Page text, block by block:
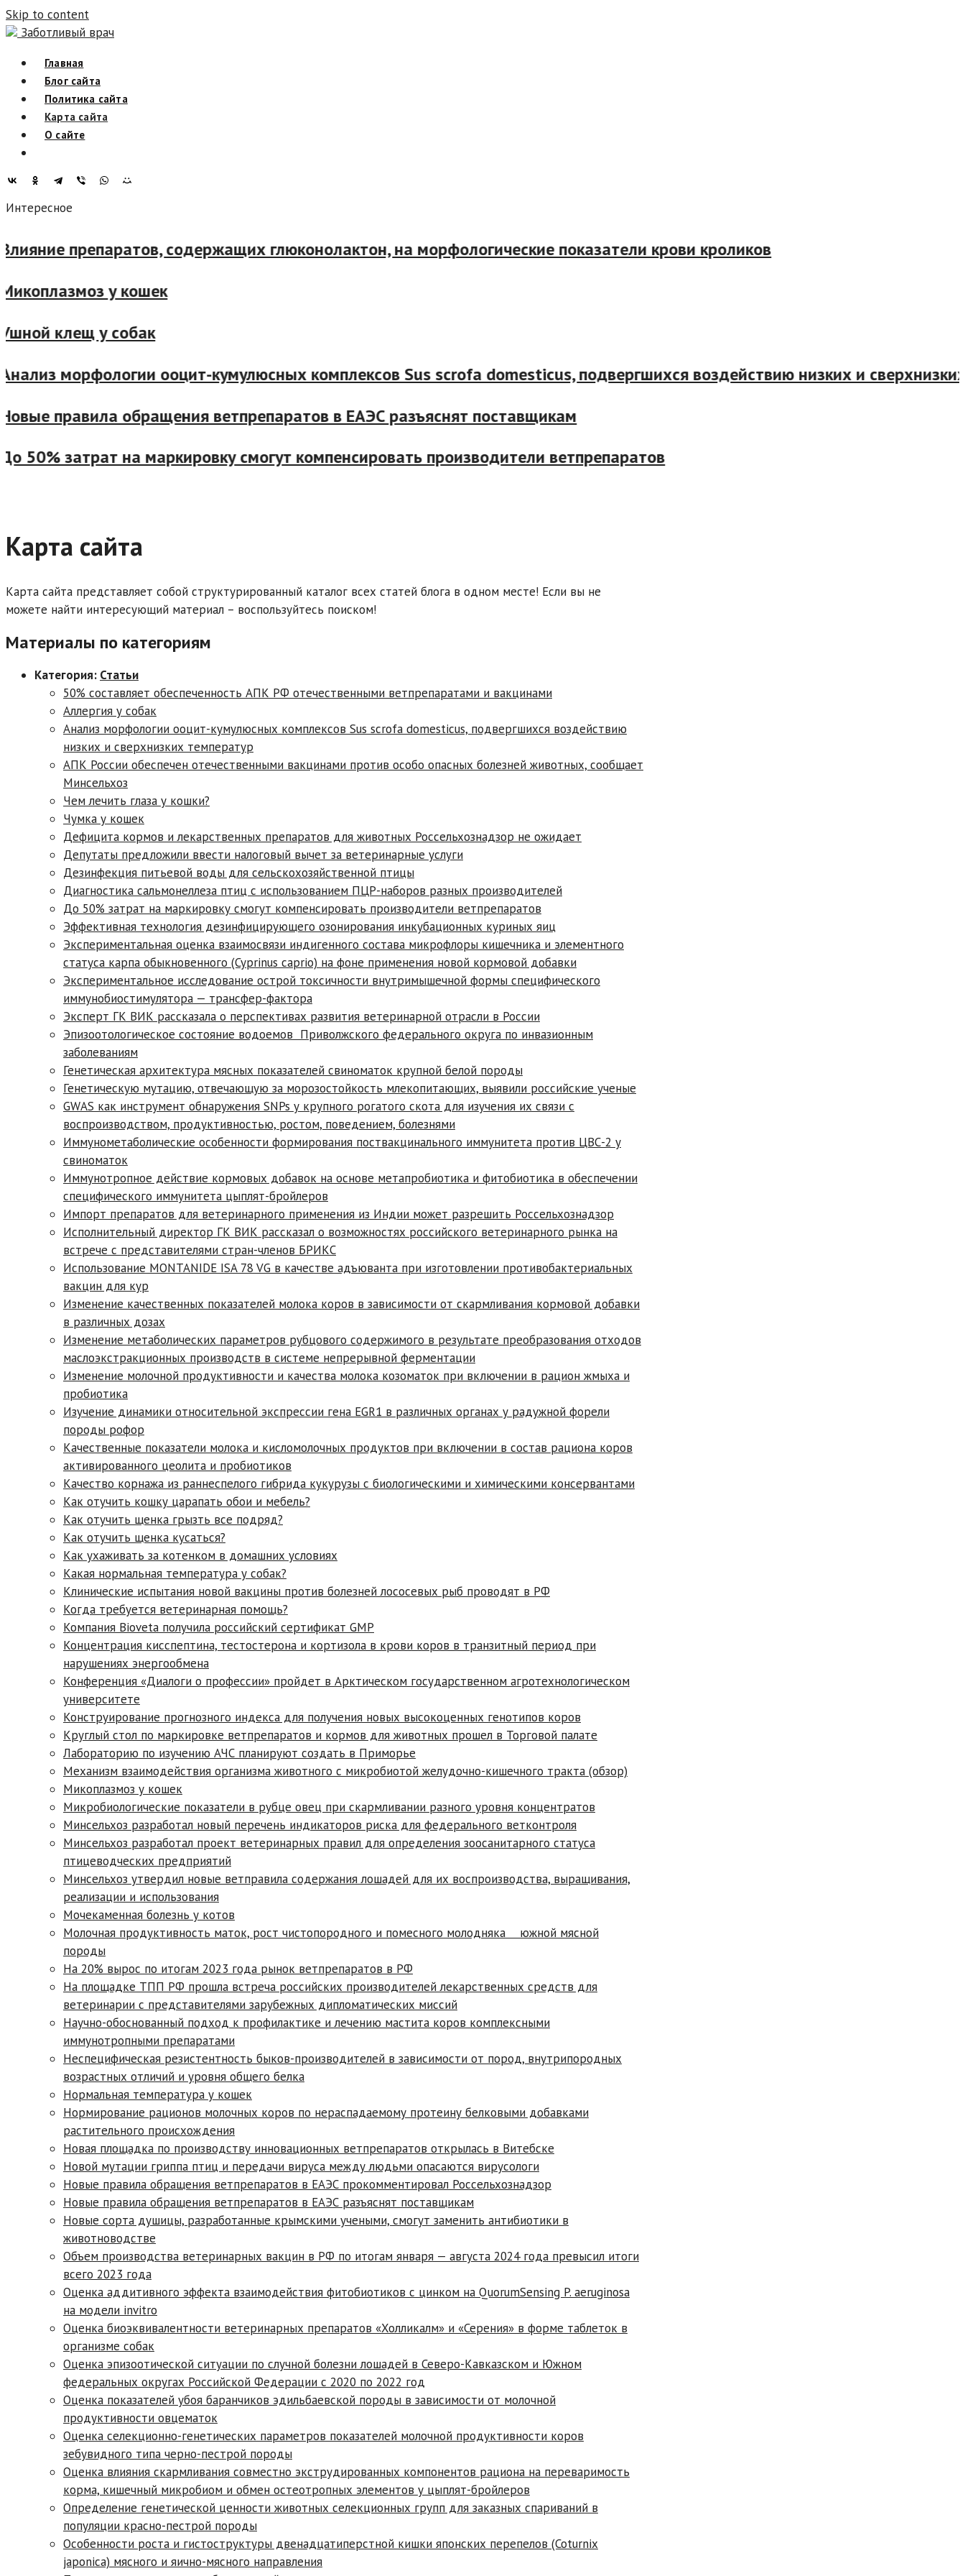
Skip to content
Заботливый врач
Главная
Блог сайта
Политика сайта
Карта сайта
О сайте
Интересное
препаратов, содержащих глюконолактон, на морфологические показатели крови кроликов
у кошек
клещ у собак
морфологии ооцит-кумулюсных комплексов Sus scrofa domesticus, подвергшихся воздействию низких и сверхнизких
правила обращения ветпрепаратов в ЕАЭС разъяснят поставщикам
50% затрат на маркировку смогут компенсировать производители ветпрепаратов
Карта сайта
Карта сайта представляет собой структурированный каталог всех статей блога в одном месте! Если вы не
можете найти интересующий материал – воспользуйтесь поиском!
Материалы по категориям
Категория: Статьи
50% составляет обеспеченность АПК РФ отечественными ветпрепаратами и вакцинами
Аллергия у собак
Анализ морфологии ооцит-кумулюсных комплексов Sus scrofa domesticus, подвергшихся воздействию
низких и сверхнизких температур
АПК России обеспечен отечественными вакцинами против особо опасных болезней животных, сообщает
Минсельхоз
Чем лечить глаза у кошки?
Чумка у кошек
Дефицита кормов и лекарственных препаратов для животных Россельхознадзор не ожидает
Депутаты предложили ввести налоговый вычет за ветеринарные услуги
Дезинфекция питьевой воды для сельскохозяйственной птицы
Диагностика сальмонеллеза птиц с использованием ПЦР-наборов разных производителей
До 50% затрат на маркировку смогут компенсировать производители ветпрепаратов
Эффективная технология дезинфицирующего озонирования инкубационных куриных яиц
Экспериментальная оценка взаимосвязи индигенного состава микрофлоры кишечника и элементного
статуса карпа обыкновенного (Cyprinus caprio) на фоне применения новой кормовой добавки
Экспериментальное исследование острой токсичности внутримышечной формы специфического
иммунобиостимулятора — трансфер-фактора
Эксперт ГК ВИК рассказала о перспективах развития ветеринарной отрасли в России
Эпизоотологическое состояние водоемов Приволжского федерального округа по инвазионным
заболеваниям
Генетическая архитектура мясных показателей свиноматок крупной белой породы
Генетическую мутацию, отвечающую за морозостойкость млекопитающих, выявили российские ученые
GWAS как инструмент обнаружения SNPs у крупного рогатого скота для изучения их связи с
воспроизводством, продуктивностью, ростом, поведением, болезнями
Иммунометаболические особенности формирования поствакцинального иммунитета против ЦВС-2 у
свиноматок
Иммунотропное действие кормовых добавок на основе метапробиотика и фитобиотика в обеспечении
специфического иммунитета цыплят-бройлеров
Импорт препаратов для ветеринарного применения из Индии может разрешить Россельхознадзор
Исполнительный директор ГК ВИК рассказал о возможностях российского ветеринарного рынка на
встрече с представителями стран-членов БРИКС
Использование MONTANIDE ISA 78 VG в качестве адъюванта при изготовлении противобактериальных
вакцин для кур
Изменение качественных показателей молока коров в зависимости от скармливания кормовой добавки
в различных дозах
Изменение метаболических параметров рубцового содержимого в результате преобразования отходов
маслоэкстракционных производств в системе непрерывной ферментации
Изменение молочной продуктивности и качества молока козоматок при включении в рацион жмыха и
пробиотика
Изучение динамики относительной экспрессии гена EGR1 в различных органах у радужной форели
породы рофор
Качественные показатели молока и кисломолочных продуктов при включении в состав рациона коров
активированного цеолита и пробиотиков
Качество корнажа из раннеспелого гибрида кукурузы с биологическими и химическими консервантами
Как отучить кошку царапать обои и мебель?
Как отучить щенка грызть все подряд?
Как отучить щенка кусаться?
Как ухаживать за котенком в домашних условиях
Какая нормальная температура у собак?
Клинические испытания новой вакцины против болезней лососевых рыб проводят в РФ
Когда требуется ветеринарная помощь?
Компания Bioveta получила российский сертификат GMP
Концентрация кисспептина, тестостерона и кортизола в крови коров в транзитный период при
нарушениях энергообмена
Конференция «Диалоги о профессии» пройдет в Арктическом государственном агротехнологическом
университете
Конструирование прогнозного индекса для получения новых высокоценных генотипов коров
Круглый стол по маркировке ветпрепаратов и кормов для животных прошел в Торговой палате
Лабораторию по изучению АЧС планируют создать в Приморье
Механизм взаимодействия организма животного с микробиотой желудочно-кишечного тракта (обзор)
Микоплазмоз у кошек
Микробиологические показатели в рубце овец при скармливании разного уровня концентратов
Минсельхоз разработал новый перечень индикаторов риска для федерального ветконтроля
Минсельхоз разработал проект ветеринарных правил для определения зоосанитарного статуса
птицеводческих предприятий
Минсельхоз утвердил новые ветправила содержания лошадей для их воспроизводства, выращивания,
реализации и использования
Мочекаменная болезнь у котов
Молочная продуктивность маток, рост чистопородного и помесного молодняка южной мясной
породы
На 20% вырос по итогам 2023 года рынок ветпрепаратов в РФ
На площадке ТПП РФ прошла встреча российских производителей лекарственных средств для
ветеринарии с представителями зарубежных дипломатических миссий
Научно-обоснованный подход к профилактике и лечению мастита коров комплексными
иммунотропными препаратами
Неспецифическая резистентность быков-производителей в зависимости от пород, внутрипородных
возрастных отличий и уровня общего белка
Нормальная температура у кошек
Нормирование рационов молочных коров по нераспадаемому протеину белковыми добавками
растительного происхождения
Новая площадка по производству инновационных ветпрепаратов открылась в Витебске
Новой мутации гриппа птиц и передачи вируса между людьми опасаются вирусологи
Новые правила обращения ветпрепаратов в ЕАЭС прокомментировал Россельхознадзор
Новые правила обращения ветпрепаратов в ЕАЭС разъяснят поставщикам
Новые сорта душицы, разработанные крымскими учеными, смогут заменить антибиотики в
животноводстве
Объем производства ветеринарных вакцин в РФ по итогам января — августа 2024 года превысил итоги
всего 2023 года
Оценка аддитивного эффекта взаимодействия фитобиотиков с цинком на QuorumSensing P. aeruginosa
на модели invitro
Оценка биоэквивалентности ветеринарных препаратов «Холликалм» и «Серения» в форме таблеток в
организме собак
Оценка эпизоотической ситуации по случной болезни лошадей в Северо-Кавказском и Южном
федеральных округах Российской Федерации с 2020 по 2022 год
Оценка показателей убоя баранчиков эдильбаевской породы в зависимости от молочной
продуктивности овцематок
Оценка селекционно-генетических параметров показателей молочной продуктивности коров
зебувидного типа черно-пестрой породы
Оценка влияния скармливания совместно экструдированных компонентов рациона на переваримость
корма, кишечный микробиом и обмен остеотропных элементов у цыплят-бройлеров
Определение генетической ценности животных селекционных групп для заказных спариваний в
популяции красно-пестрой породы
Особенности роста и гистоструктуры двенадцатиперстной кишки японских перепелов (Coturnix
japonica) мясного и яично-мясного направления